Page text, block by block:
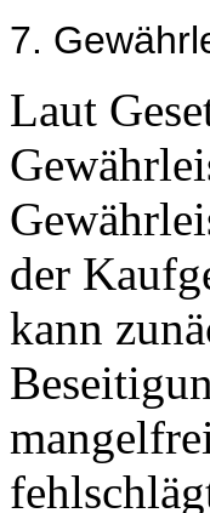
7.
Laut
der
kann